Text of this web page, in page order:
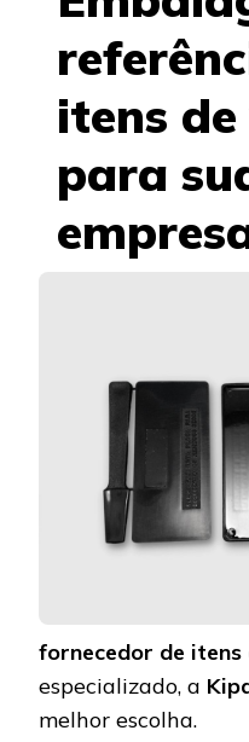
itens
para
fornecedor de itens
especializado, a
melhor escolha.